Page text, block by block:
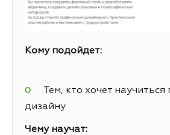
Кому подойдет:
Тем, кто хочет
дизайну
Чему научат: